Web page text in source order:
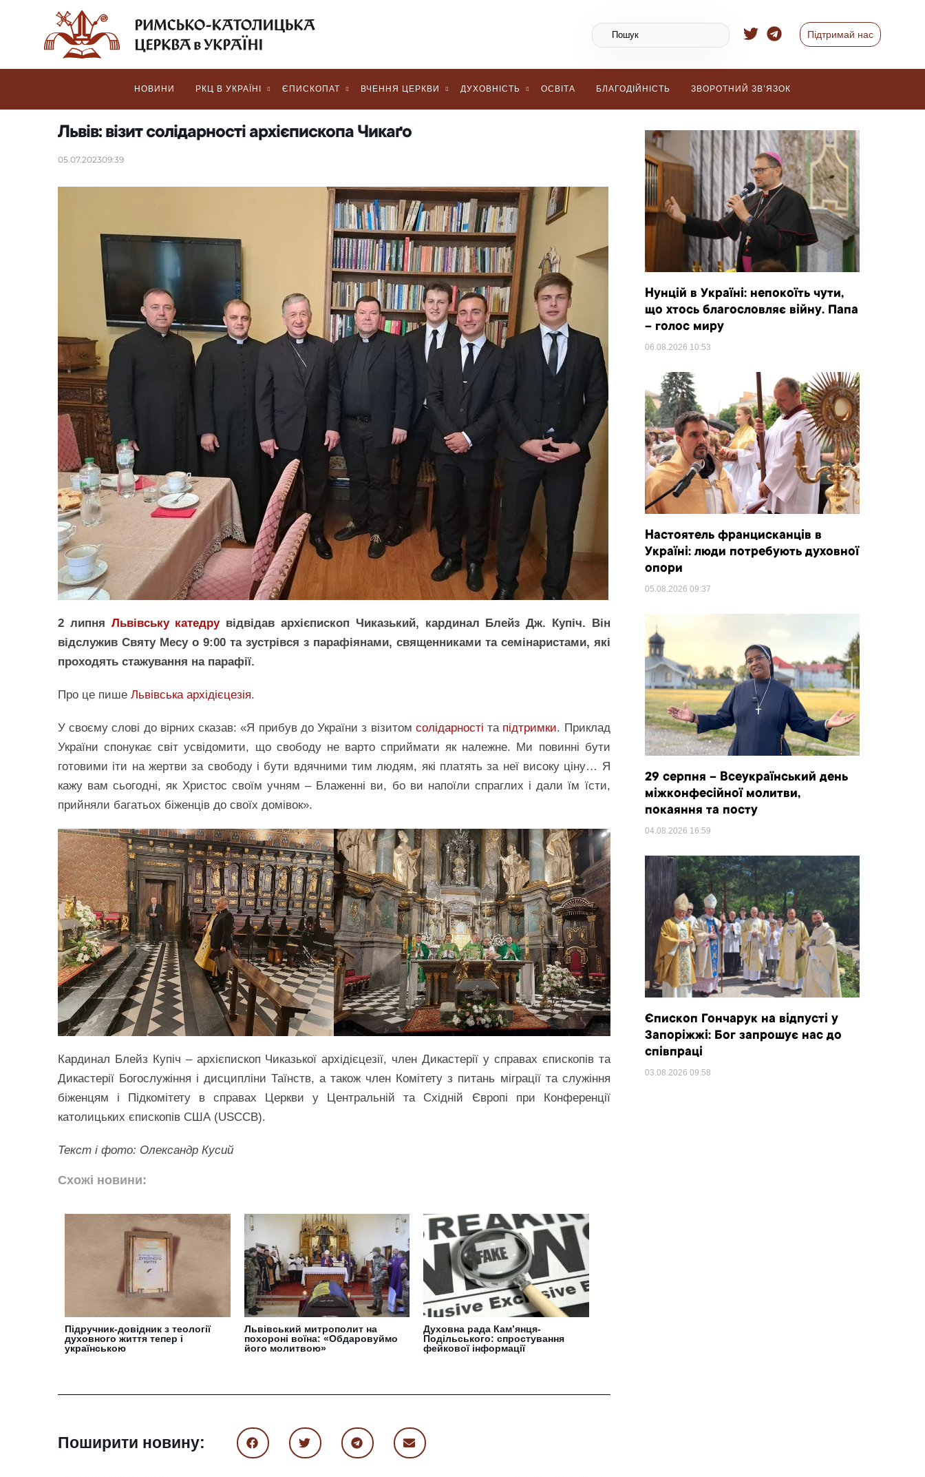
Підтримай нас
НОВИНИ РКЦ В УКРАЇНІ ЄПИСКОПАТ ВЧЕННЯ ЦЕРКВИ ДУХОВНІСТЬ ОСВІТА БЛАГОДІЙНІСТЬ ЗВОРОТНИЙ ЗВ’ЯЗОК
Львів: візит солідарності архієпископа Чикаґо
05.07.202309:39
2 липня Львівську катедрувідвідав архієпископ Чиказький, кардинал Блейз Дж. Купіч. Він
відслужив Святу Месу о 9:00 та зустрівся з парафіянами, священниками та семінаристами, які
проходять стажування на парафії.
Про це пише Львівська архідієцезія.
У своєму слові до вірних сказав: «Я прибув до України з візитом солідарності та підтримки. Приклад
України спонукає світ усвідомити, що свободу не варто сприймати як належне. Ми повинні бути
готовими іти на жертви за свободу і бути вдячними тим людям, які платять за неї високу ціну… Я
кажу вам сьогодні, як Христос своїм учням – Блаженні ви, бо ви напоїли спраглих і дали їм їсти,
прийняли багатьох біженців до своїх домівок».
Кардинал Блейз Купіч – архієпископ Чиказької архідієцезії, член Дикастерії у справах єпископів та
Дикастерії Богослужіння і дисципліни Таїнств, а також член Комітету з питань міграції та служіння
біженцям і Підкомітету в справах Церкви у Центральній та Східній Європі при Конференції
католицьких єпископів США (USCCB).
Текст і фото: Олександр Кусий
Схожі новини:
Підручник-довідник з теології
духовного життя тепер і
українською
Львівський митрополит на
похороні воїна: «Обдаровуймо
його молитвою»
Духовна рада Кам’янця-
Подільського: спростування
фейкової інформації
Поширити новину:
Нунцій в Україні: непокоїть чути,
що хтось благословляє війну. Папа
– голос миру
06.08.2026 10:53
Настоятель францисканців в
Україні: люди потребують духовної
опори
05.08.2026 09:37
29 серпня – Всеукраїнський день
міжконфесійної молитви,
покаяння та посту
04.08.2026 16:59
Єпископ Гончарук на відпусті у
Запоріжжі: Бог запрошує нас до
співпраці
03.08.2026 09:58